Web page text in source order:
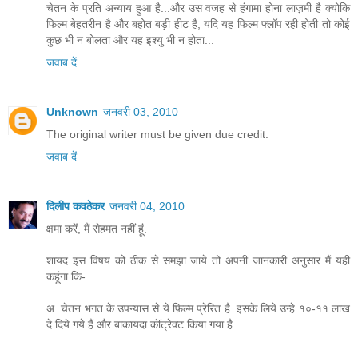
चेतन के प्रति अन्याय हुआ है...और उस वजह से हंगामा होना लाज़मी है क्योकि
फिल्म बेहतरीन है और बहोत बड़ी हीट है, यदि यह फिल्म फ्लॉप रही होती तो कोई
कुछ भी न बोलता और यह इश्यु भी न होता...
जवाब दें
Unknown जनवरी 03, 2010
The original writer must be given due credit.
जवाब दें
दिलीप कवठेकर जनवरी 04, 2010
क्षमा करें, मैं सेहमत नहीं हूं.
शायद इस विषय को ठीक से समझा जाये तो अपनी जानकारी अनुसार मैं यही
कहूंगा कि-
अ. चेतन भगत के उपन्यास से ये फ़िल्म प्रेरित है. इसके लिये उन्हे १०-११ लाख
दे दिये गये हैं और बाकायदा कॊंट्रेक्ट किया गया है.